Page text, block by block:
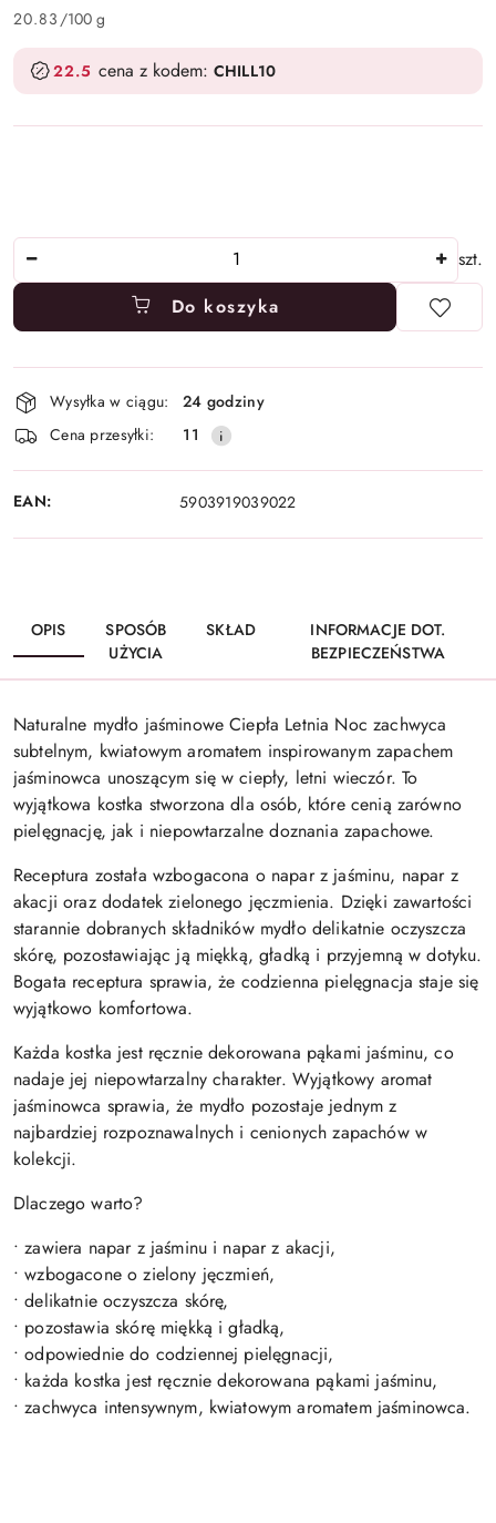
20.83 /100 g
22.5 cena z kodem: CHILL10
szt.
Do koszyka
Dostępność
i
dostawa
Wysyłka w ciągu:
24 godziny
Cena przesyłki:
11
EAN: 5903919039022
OPIS
SPOSÓB
UŻYCIA
SKŁAD
INFORMACJE DOT.
BEZPIECZEŃSTWA
Naturalne mydło jaśminowe Ciepła Letnia Noc zachwyca
subtelnym, kwiatowym aromatem inspirowanym zapachem
jaśminowca unoszącym się w ciepły, letni wieczór. To
wyjątkowa kostka stworzona dla osób, które cenią zarówno
pielęgnację, jak i niepowtarzalne doznania zapachowe.
Receptura została wzbogacona o napar z jaśminu, napar z
akacji oraz dodatek zielonego jęczmienia. Dzięki zawartości
starannie dobranych składników mydło delikatnie oczyszcza
skórę, pozostawiając ją miękką, gładką i przyjemną w dotyku.
Bogata receptura sprawia, że codzienna pielęgnacja staje się
wyjątkowo komfortowa.
Każda kostka jest ręcznie dekorowana pąkami jaśminu, co
nadaje jej niepowtarzalny charakter. Wyjątkowy aromat
jaśminowca sprawia, że mydło pozostaje jednym z
najbardziej rozpoznawalnych i cenionych zapachów w
kolekcji.
Dlaczego warto?
• zawiera napar z jaśminu i napar z akacji,
• wzbogacone o zielony jęczmień,
• delikatnie oczyszcza skórę,
• pozostawia skórę miękką i gładką,
• odpowiednie do codziennej pielęgnacji,
• każda kostka jest ręcznie dekorowana pąkami jaśminu,
• zachwyca intensywnym, kwiatowym aromatem jaśminowca.